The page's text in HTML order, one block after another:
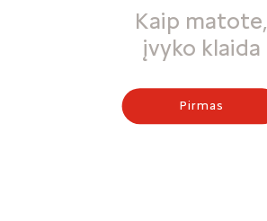
Kaip matote,
įvyko klaida
Pirmas